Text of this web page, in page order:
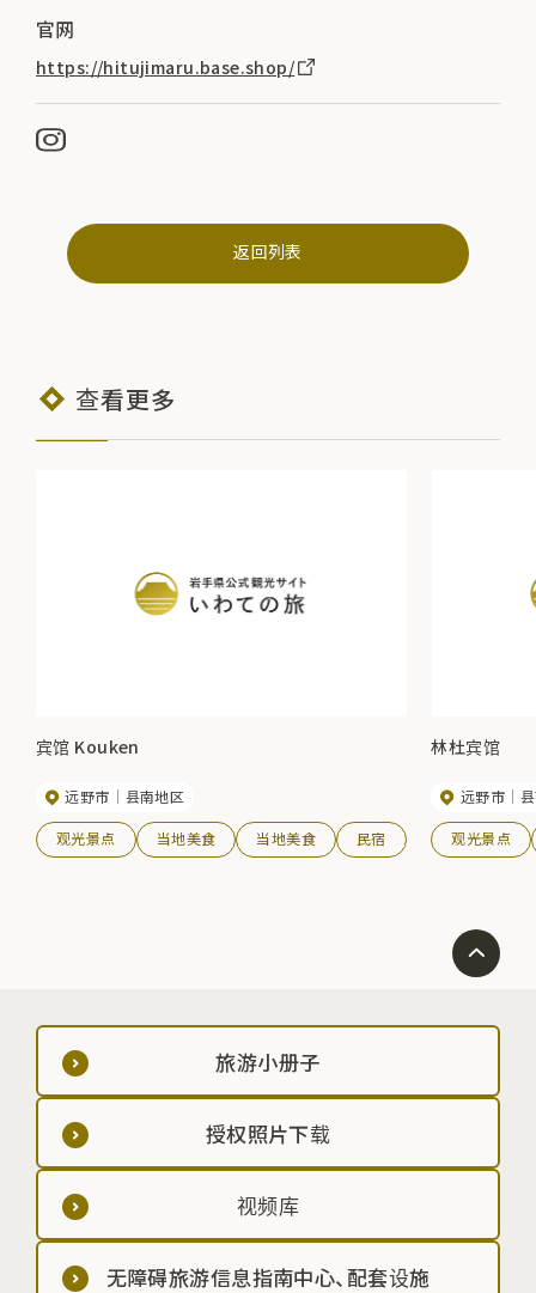
官网
https://hitujimaru.base.shop/
返回列表
查看更多
宾馆 Kouken
远野市 县南地区
观光景点 当地美食 当地美食 民宿
林杜宾馆
远野市
观光景点
旅游小册子
授权照片下载
视频库
无障碍旅游信息指南中心、配套设施